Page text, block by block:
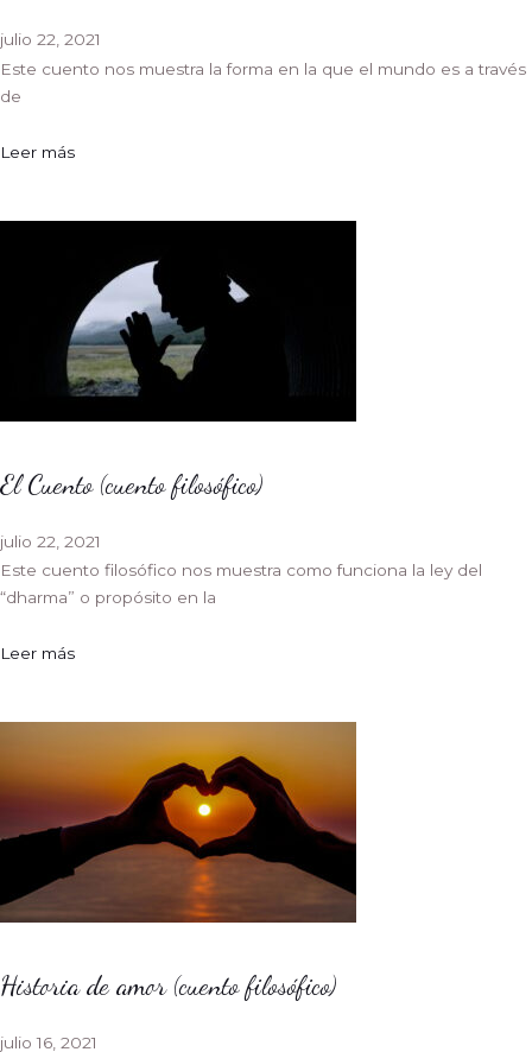
julio 22, 2021
Este cuento nos muestra la forma en la que el mundo es a través
de
Leer más
El Cuento (cuento filosófico)
julio 22, 2021
Este cuento filosófico nos muestra como funciona la ley del
“dharma” o propósito en la
Leer más
Historia de amor (cuento filosófico)
julio 16, 2021